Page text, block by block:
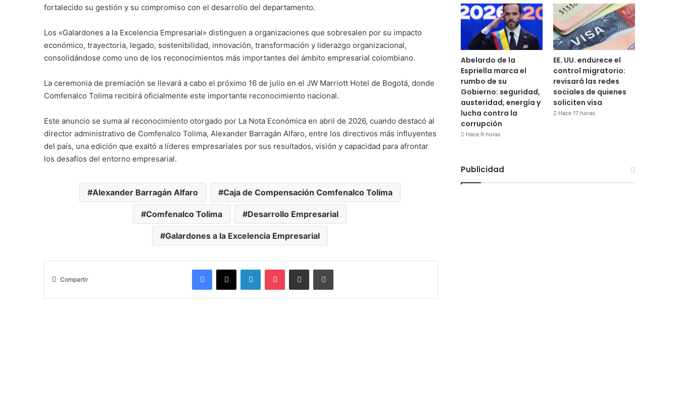
fortalecido su gestión y su compromiso con el desarrollo del departamento.
Los «Galardones a la Excelencia Empresarial» distinguen a organizaciones que sobresalen por su impacto
económico, trayectoria, legado, sostenibilidad, innovación, transformación y liderazgo organizacional,
consolidándose como uno de los reconocimientos más importantes del ámbito empresarial colombiano.
La ceremonia de premiación se llevará a cabo el próximo 16 de julio en el JW Marriott Hotel de Bogotá, donde
Comfenalco Tolima recibirá oficialmente este importante reconocimiento nacional.
Este anuncio se suma al reconocimiento otorgado por La Nota Económica en abril de 2026, cuando destacó al
director administrativo de Comfenalco Tolima, Alexander Barragán Alfaro, entre los directivos más influyentes
del país, una edición que exaltó a líderes empresariales por sus resultados, visión y capacidad para afrontar
los desafíos del entorno empresarial.
Alexander Barragán Alfaro Caja de Compensación Comfenalco Tolima
Comfenalco Tolima Desarrollo Empresarial
Galardones a la Excelencia Empresarial
Compartir
Abelardo de la
Espriella marca el
rumbo de su
Gobierno: seguridad,
austeridad, energía y
lucha contra la
corrupción
Hace 9 horas
EE. UU. endurece el
control migratorio:
revisará las redes
sociales de quienes
soliciten visa
Hace 17 horas
Publicidad